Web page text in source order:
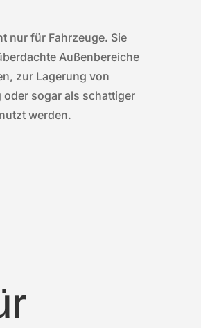
nur für Fahrzeuge. Sie
Außenbereiche
zur Lagerung von
sogar als schattiger
werden.